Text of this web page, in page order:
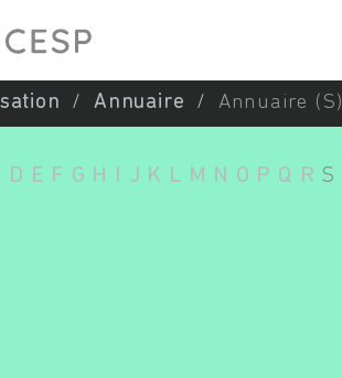
Annuaire Annuaire (S)
D E F G H J K L M N O P Q R S